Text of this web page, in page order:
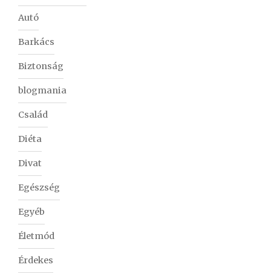
Autó
Barkács
Biztonság
blogmania
Család
Diéta
Divat
Egészség
Egyéb
Életmód
Érdekes